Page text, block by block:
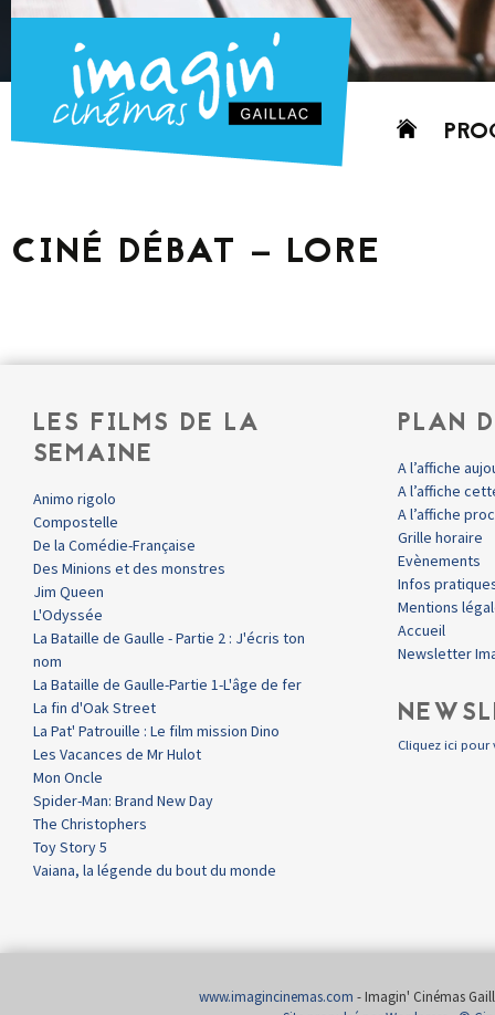
Aller
CINÉ DÉBAT – LORE
LES FILMS DE LA
SEMAINE
Animo rigolo
Compostelle
De la Comédie-Française
Des Minions et des monstres
Jim Queen
L'Odyssée
La Bataille de Gaulle - Partie 2 : J'écris ton
nom
La Bataille de Gaulle-Partie 1-L'âge de fer
La fin d'Oak Street
La Pat' Patrouille : Le film mission Dino
Les Vacances de Mr Hulot
Mon Oncle
Spider-Man: Brand New Day
The Christophers
Toy Story 5
Vaiana, la légende du bout du monde
PLAN
A l’affiche
A l’affiche
A l’affiche
Grille horaire
Evènements
Infos
Mentions
Accueil
Newsletter
Cliquez ici pour
www.imagincinemas.com - Imagin' Cinémas